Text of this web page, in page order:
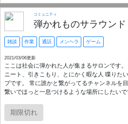
さい （通話用チャットはログが残らない様30
コミュニティ
弾かれものサラウンド
雑談 作業 通話 メンヘラ ゲーム
2021/03/06更新
ここは社会に弾かれた人が集まるサロンです。
ニート、引きこもり、とにかく暇な人 喋りた
プです。 常に誰かと繋がってるチャンネルを
繋いでほっと一息つけるような場所にしたいで
期限切れ